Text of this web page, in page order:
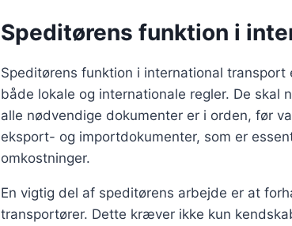
Speditørens funktion i
Speditørens funktion i international
både lokale og internationale regler. De skal
alle nødvendige dokumenter er i orden, før
eksport- og importdokumenter, som er
omkostninger.
En vigtig del af speditørens arbejde er at
transportører. Dette kræver ikke kun